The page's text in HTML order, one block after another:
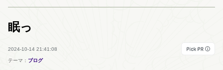
眠っ
2024-10-14 21:41:08
テーマ： ブログ